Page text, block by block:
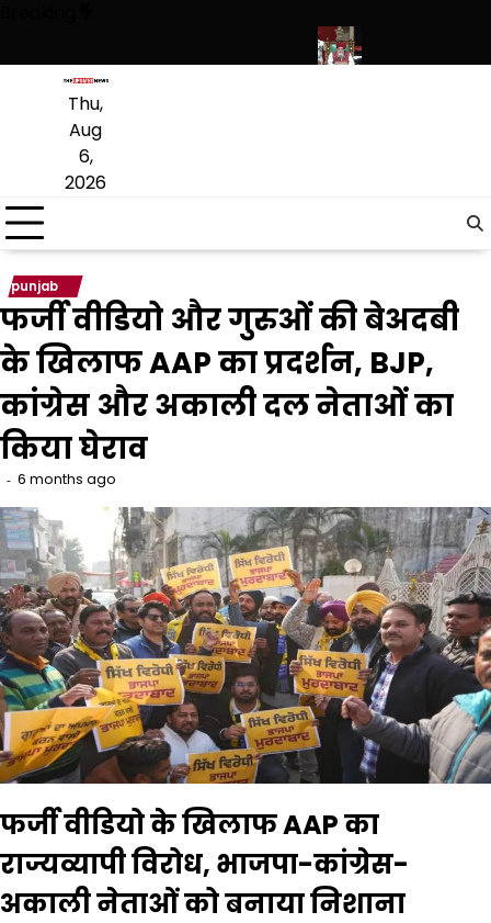
content
Thu,
Aug
6,
2026
punjab
फर्जी वीडियो और गुरुओं की बेअदबी
के खिलाफ AAP का प्रदर्शन, BJP,
कांग्रेस और अकाली दल नेताओं का
किया घेराव
6 months ago
फर्जी वीडियो के खिलाफ AAP का
राज्यव्यापी विरोध, भाजपा-कांग्रेस-
अकाली नेताओं को बनाया निशाना